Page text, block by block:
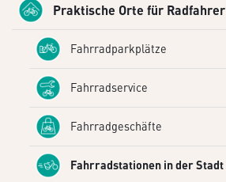
Praktische Orte für Radfahrer
Fahrradparkplätze
Fahrradservice
Fahrradgeschäfte
Fahrradstationen in der Stadt